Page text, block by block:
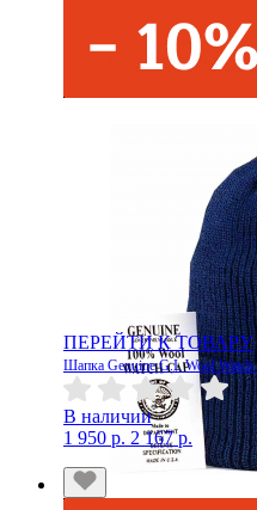
ПЕРЕЙТИ К ТОВАРУ
Шапка Genuine G.I. Wool
В наличии
1 950 р. 2 167 р.